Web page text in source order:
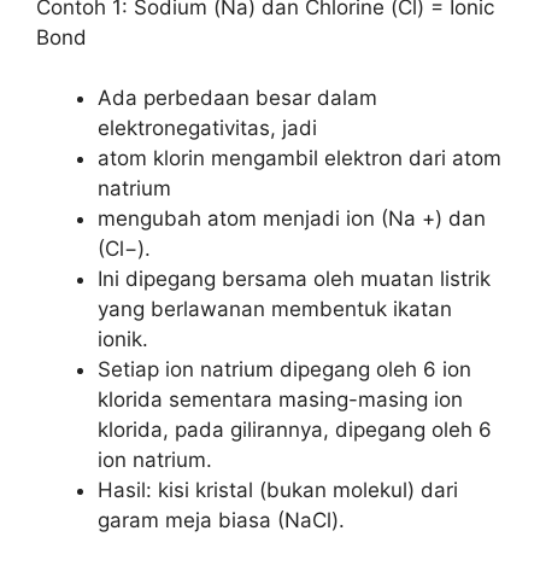
Contoh 1: Sodium (Na) dan Chlorine (Cl) = Ionic
Bond
Ada perbedaan besar dalam
elektronegativitas, jadi
atom klorin mengambil elektron dari atom
natrium
mengubah atom menjadi ion (Na +) dan
(Cl−).
Ini dipegang bersama oleh muatan listrik
yang berlawanan membentuk ikatan
ionik.
Setiap ion natrium dipegang oleh 6 ion
klorida sementara masing-masing ion
klorida, pada gilirannya, dipegang oleh 6
ion natrium.
Hasil: kisi kristal (bukan molekul) dari
garam meja biasa (NaCl).